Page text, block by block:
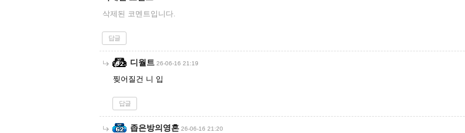
삭제된 코멘트입니다.
답글
디월트 26-06-16 21:19
찢어질건 니 입
답글
좁은방의영혼 26-06-16 21:20